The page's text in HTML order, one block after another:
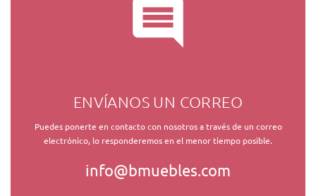
ENVÍANOS UN CORREO
Puedes ponerte en contacto con nosotros a través de un correo
electrónico, lo responderemos en el menor tiempo posible.
info@bmuebles.com